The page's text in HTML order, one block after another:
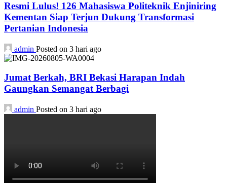
Resmi Lulus! 126 Mahasiswa Politeknik Enjiniring
Kementan Siap Terjun Dukung Transformasi
Pertanian Indonesia
admin Posted on 3 hari ago
Jumat Berkah, BRI Bekasi Harapan Indah
Gaungkan Semangat Berbagi
admin Posted on 3 hari ago